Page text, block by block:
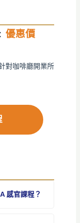
優惠價
對咖啡廳開業所
感官課程？